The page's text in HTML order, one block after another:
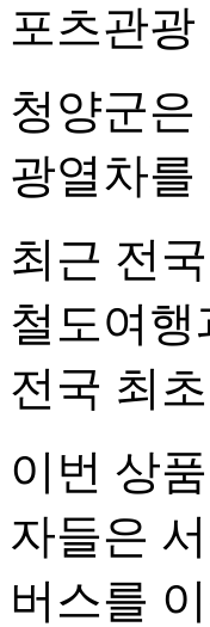
포츠관
청양군
광열차를
최근 전
철도여
전국 최
이번 상
자들은
버스를